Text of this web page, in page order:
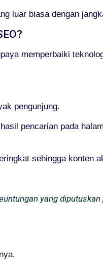
luar biasa dengan
memperbaiki
pengunjung.
pencarian pada
sehingga konten
yang